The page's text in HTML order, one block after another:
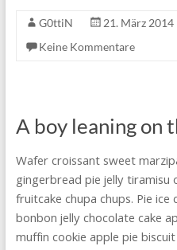
G0ttiN 21. März 2014
Keine Kommentare
A boy leaning on
Wafer croissant sweet
gingerbread pie jelly tiramisu
fruitcake chupa chups. Pie
bonbon jelly chocolate cake
muffin cookie apple pie